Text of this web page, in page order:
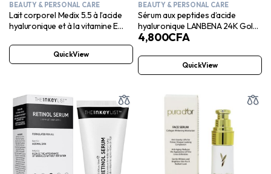
BEAUTY & PERSONAL CARE
Lait corporel Medix 5.5 à l’acide
hyaluronique et à la vitamine E
QuickView
BEAUTY & PERSONAL CARE
Sérum aux peptides d’acide
hyaluronique LANBENA 24K Gold |
Essence anti-âge, anti-rides,
4,800CFA
QuickView